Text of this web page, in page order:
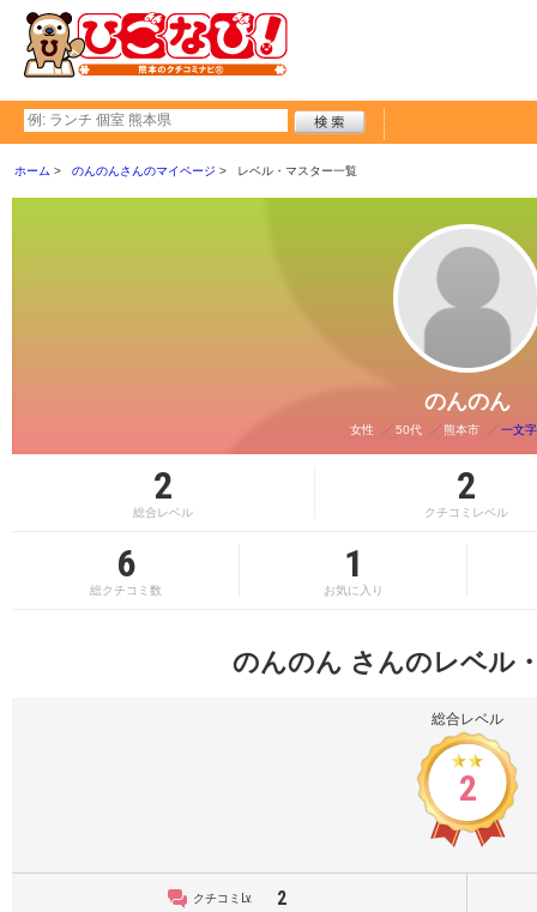
ホーム のんのんさんのマイページ レベル・マスター一覧
のんのん
女性 50代 熊本市 一文
2
総合レベル
2
クチコミレベル
6
総クチコミ数
1
お気に入り
のんのん さんのレベル
総合レベル
2
クチコミLv. 2